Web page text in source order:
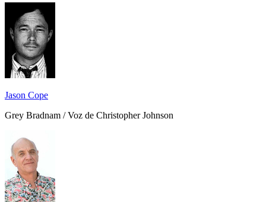
Jason Cope
Grey Bradnam / Voz de Christopher Johnson